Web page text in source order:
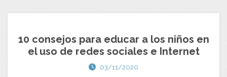
10 consejos para educar a los niños en
el uso de redes sociales e Internet
03/11/2020